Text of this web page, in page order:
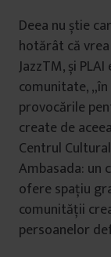
Deea nu știe
hotărât că
JazzTM, și
comunitate,
provocările
create de
Centrul
Ambasada: un
ofere spațiu
comunității
persoanelor